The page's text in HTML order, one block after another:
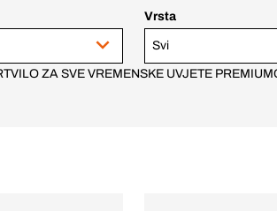
Vrsta
Svi
ZA SVE VREMENSKE UVJETE PREMIUM